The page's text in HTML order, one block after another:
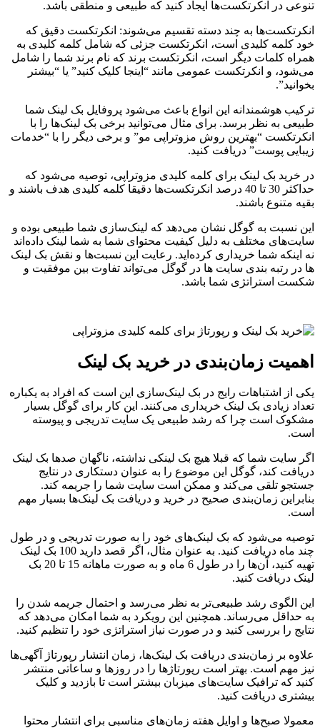
تنوعی در انکرتکست‌ها ایجاد کنید که طبیعی و منطقی باشد.
انکرتکست‌ها به چند دسته تقسیم می‌شوند: انکرتکست دقیق که
خود کلمه کلیدی است، انکرتکست جزئی که شامل کلمه کلیدی به
همراه کلمات دیگر است، انکرتکست برند که نام برند شما را شامل
می‌شود، و انکرتکست عمومی مانند “اینجا کلیک کنید” یا “بیشتر
بخوانید”.
ترکیب هوشمندانه این انواع باعث می‌شود پروفایل بک لینک شما
طبیعی به نظر برسد. برای مثال می‌توانید برخی بک لینک‌ها را با
انکرتکست “بهترین روش مزوتراپی مو” و برخی دیگر را با “خدمات
زیبایی پوست” دریافت کنید.
در خرید بک لینک برای کلمه کلیدی مزوتراپی، توصیه می‌شود که
حداکثر 30 تا 40 درصد انکرتکست‌ها دقیقا کلمه کلیدی هدف باشند و
بقیه متنوع باشند.
این نسبت به گوگل نشان می‌دهد که لینک‌سازی شما طبیعی بوده و
سایت‌های مختلف به دلیل کیفیت محتوای شما به شما لینک داده‌اند
نه اینکه شما خریداری کرده‌اید. رعایت این نسبت‌ها و نقش بک لینک
ها در رتبه بندی سایت ها در گوگل می‌تواند تفاوت بین موفقیت و
شکست استراتژی شما باشد.
اهمیت زمان‌بندی در خرید بک لینک
یکی از اشتباهات رایج در بک لینک‌سازی این است که افراد به یکباره
تعداد زیادی بک لینک خریداری می‌کنند. این کار برای گوگل بسیار
مشکوک است چرا که رشد طبیعی یک سایت تدریجی و پیوسته
است.
اگر سایت شما که قبلا هیچ بک لینکی نداشته، ناگهان صدها بک لینک
دریافت کند، گوگل این موضوع را به عنوان دستکاری در نتایج
جستجو تلقی می‌کند و ممکن است سایت شما را جریمه کند.
بنابراین زمان‌بندی صحیح در خرید و دریافت بک لینک‌ها بسیار مهم
است.
توصیه می‌شود که بک لینک‌های خود را به صورت تدریجی و در طول
چند ماه دریافت کنید. به عنوان مثال، اگر قصد دارید 100 بک لینک
تهیه کنید، آن‌ها را در طول 6 ماه و به صورت ماهانه 15 تا 20 بک
لینک دریافت کنید.
این الگوی رشد طبیعی‌تر به نظر می‌رسد و احتمال جریمه شدن را
به حداقل می‌رساند. همچنین این رویکرد به شما امکان می‌دهد که
نتایج را بررسی کنید و در صورت نیاز استراتژی خود را تنظیم کنید.
علاوه بر زمان‌بندی دریافت بک لینک‌ها، زمان انتشار رپورتاژ آگهی‌ها
نیز مهم است. بهتر است رپورتاژها را در روزها و ساعاتی منتشر
کنید که ترافیک سایت‌های میزبان بیشتر است تا بازدید و کلیک
بیشتری دریافت کنید.
معمولا صبح‌ها و اوایل هفته زمان‌های مناسبی برای انتشار محتوا